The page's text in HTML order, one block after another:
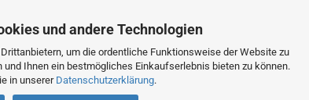
und andere Technologien
um die ordentliche Funktionsweise der Website zu
Ihnen ein bestmögliches Einkaufserlebnis bieten zu können.
in unsererDatenschutzerklärung.